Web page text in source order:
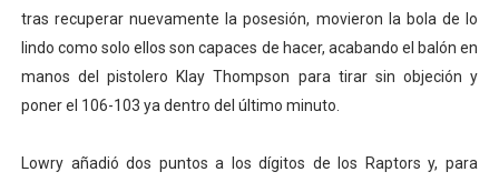
tras recuperar nuevamente la posesión, movieron la bola de lo
lindo como solo ellos son capaces de hacer, acabando el balón en
manos del pistolero Klay Thompson para tirar sin objeción y
poner el 106-103 ya dentro del último minuto.
Lowry añadió dos puntos a los dígitos de los Raptors y, para